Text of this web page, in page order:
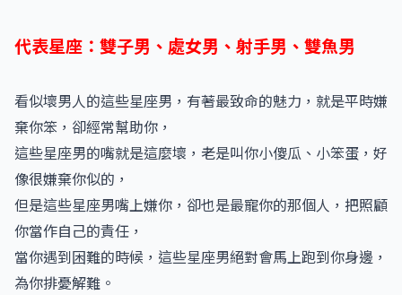
代表星座：雙子男、處女男、射手男、雙魚男
看似壞男人的這些星座男，有著最致命的魅力，就是平時嫌
棄你笨，卻經常幫助你，
這些星座男的嘴就是這麼壞，老是叫你小傻瓜、小笨蛋，好
像很嫌棄你似的，
但是這些星座男嘴上嫌你，卻也是最寵你的那個人，把照顧
你當作自己的責任，
當你遇到困難的時候，這些星座男絕對會馬上跑到你身邊，
為你排憂解難。